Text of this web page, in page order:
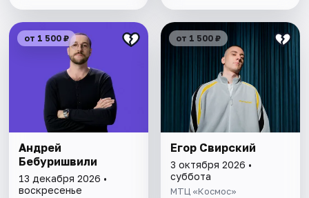
от 1 500 ₽
Андрей
Бебуришвили
13 декабря 2026 •
воскресенье
от 1 500 ₽
Егор Свирский
3 октября 2026 •
суббота
МТЦ «Космос»